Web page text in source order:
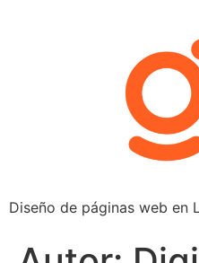
Diseño de páginas web en